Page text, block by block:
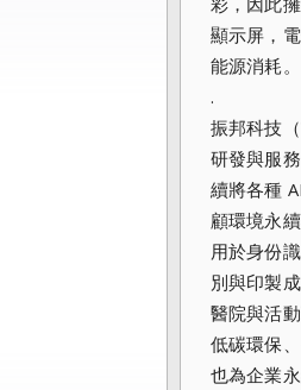
顯示屏，
能源消耗。
.
振邦科技
研發與服
續將各種
顧環境永
用於身份
別與印製
醫院與活
低碳環保
也為企業